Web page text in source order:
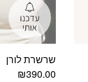
שרשרת לורן
₪390.00